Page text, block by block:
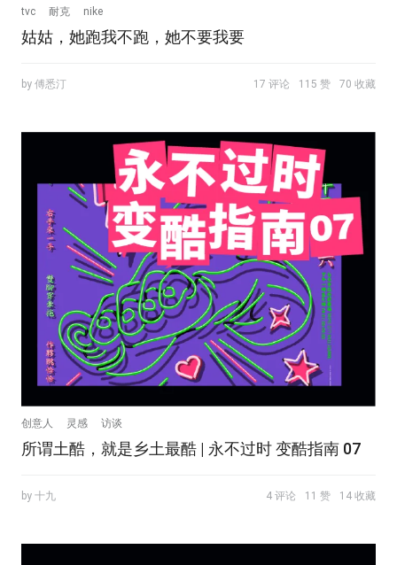
tvc 耐克 nike
姑姑，她跑我不跑，她不要我要
by 傅悉汀 17 评论 115 赞 70 收藏
创意人 灵感 访谈
所谓土酷，就是乡土最酷 | 永不过时 变酷指南 07
by 十九 4 评论 11 赞 14 收藏